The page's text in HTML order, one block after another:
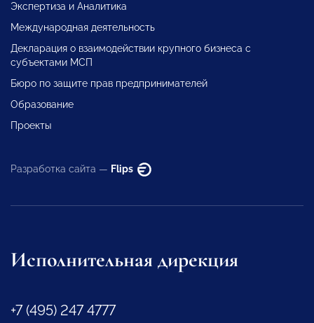
Экспертиза и Аналитика
Международная деятельность
Декларация о взаимодействии крупного бизнеса с
субъектами МСП
Бюро по защите прав предпринимателей
Образование
Проекты
Разработка сайта — Flips
Исполнительная дирекция
+7 (495) 247 4777